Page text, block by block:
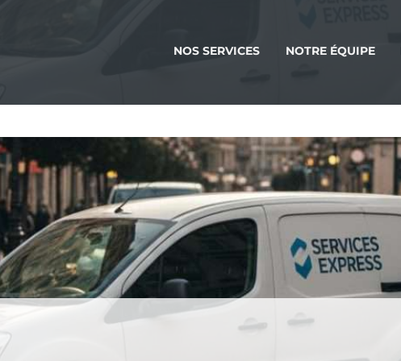
NOS SERVICES NOTRE ÉQUIPE